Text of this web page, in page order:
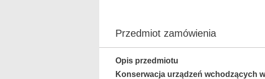
Przedmiot zamówienia
Opis przedmiotu
Konserwacja urządzeń wchodzących